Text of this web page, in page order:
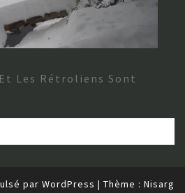
Les Rétroliens Sont
par WordPress | Thème : Nisarg